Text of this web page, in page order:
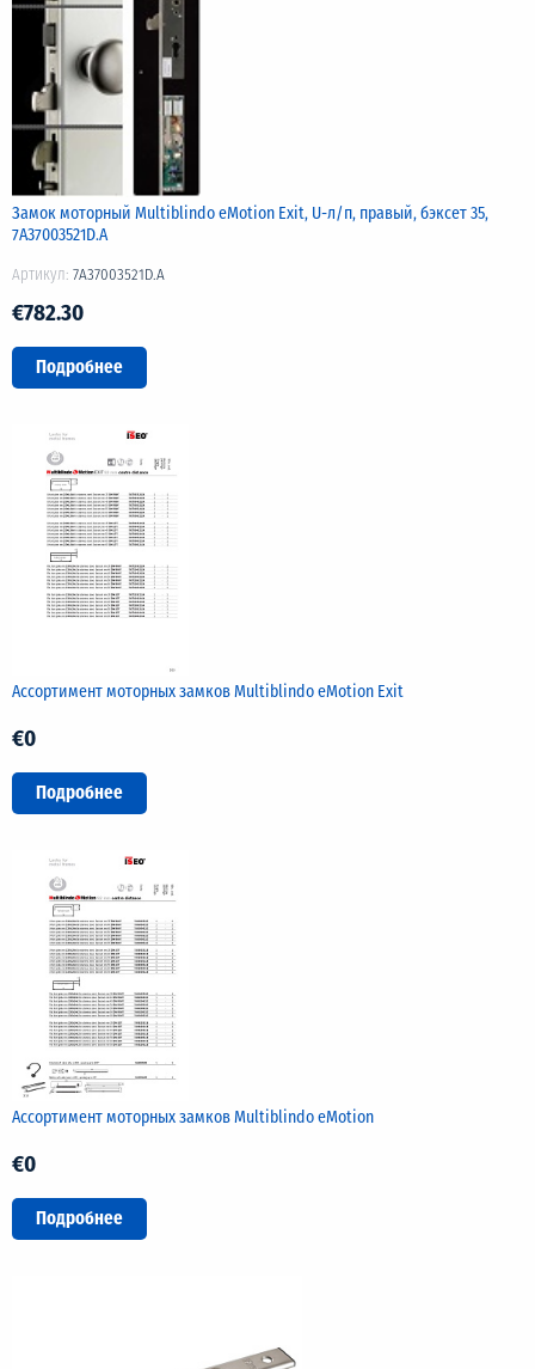
Замок моторный Multiblindo eMotion Exit, U-л/п, правый, бэксет 35,
7A37003521D.A
Артикул: 7A37003521D.A
€782.30
Подробнее
Ассортимент моторных замков Multiblindo eMotion Exit
€0
Подробнее
Ассортимент моторных замков Multiblindo eMotion
€0
Подробнее